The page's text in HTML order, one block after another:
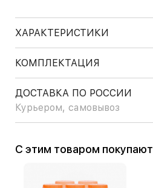
ХАРАКТЕРИСТИКИ
КОМПЛЕКТАЦИЯ
ДОСТАВКА ПО РОССИИ
Курьером, самовывоз
С этим товаром покупают